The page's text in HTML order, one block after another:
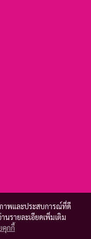
าพและประสบการณ์ที่ดี
นรายละเอียดเพิ่มเติม
คุกกี้